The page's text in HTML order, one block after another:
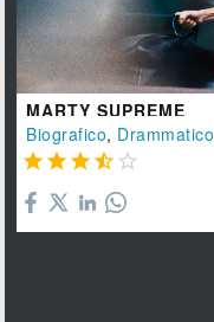
MARTY SUPREME
Biografico, Drammatico
    